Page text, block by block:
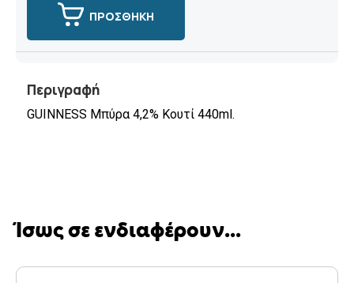
ΠΡΟΣΘΗΚΗ
Περιγραφή
GUINNESS Μπύρα 4,2% Κουτί 440ml.
Ίσως σε ενδιαφέρουν...